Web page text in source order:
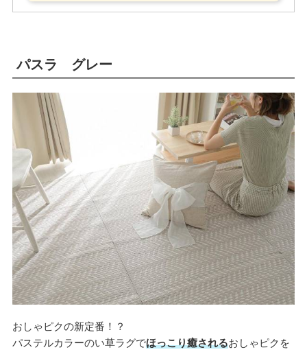
パスラ グレー
おしゃピクの新定番！？
パステルカラーのい草ラグでほっこり癒されるおしゃピクを